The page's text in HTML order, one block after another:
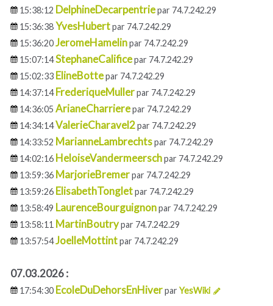
15:38:12 DelphineDecarpentriepar 74.7.242.29
15:36:38YvesHubertpar 74.7.242.29
15:36:20JeromeHamelinpar 74.7.242.29
15:07:14StephaneCalificepar 74.7.242.29
15:02:33 ElineBottepar 74.7.242.29
14:37:14 FrederiqueMullerpar 74.7.242.29
14:36:05 ArianeCharrierepar 74.7.242.29
14:34:14ValerieCharavel2par 74.7.242.29
14:33:52 MarianneLambrechtspar 74.7.242.29
14:02:16 HeloiseVandermeerschpar 74.7.242.29
13:59:36 MarjorieBremerpar 74.7.242.29
13:59:26 ElisabethTongletpar 74.7.242.29
13:58:49 LaurenceBourguignonpar 74.7.242.29
13:58:11 MartinBoutrypar 74.7.242.29
13:57:54JoelleMottintpar 74.7.242.29
07.03.2026 :
17:54:30 EcoleDuDehorsEnHiverpar YesWiki